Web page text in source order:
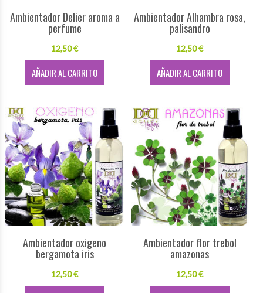
Ambientador Delier aroma a
perfume
12,50 €
AÑADIR AL CARRITO
Ambientador Alhambra rosa,
palisandro
12,50 €
AÑADIR AL CARRITO
Ambientador oxigeno
bergamota iris
12,50 €
Ambientador flor trebol
amazonas
12,50 €